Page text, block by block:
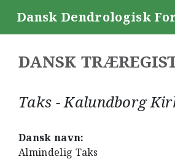
Dansk Dendrologisk
DANSK
Taks - Kalundborg
Dansk navn:
Almindelig Taks